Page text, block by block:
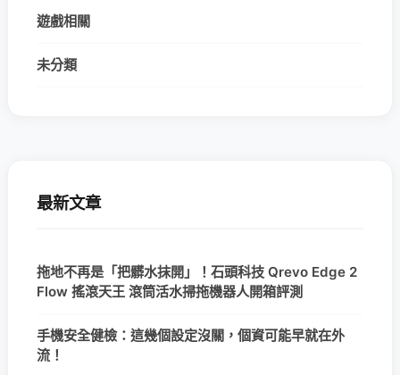
遊戲相關
未分類
最新文章
拖地不再是「把髒水抹開」！石頭科技 Qrevo Edge 2
Flow 搖滾天王 滾筒活水掃拖機器人開箱評測
手機安全健檢：這幾個設定沒關，個資可能早就在外
流！